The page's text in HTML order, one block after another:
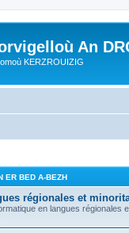
An
KERZROUIZIG
ER BED A-BEZH
régionales et
en langues